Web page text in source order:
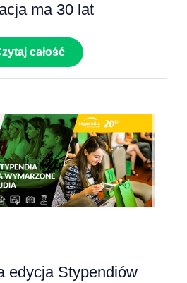
ma 30 lat
całość
edycja Stypendiów